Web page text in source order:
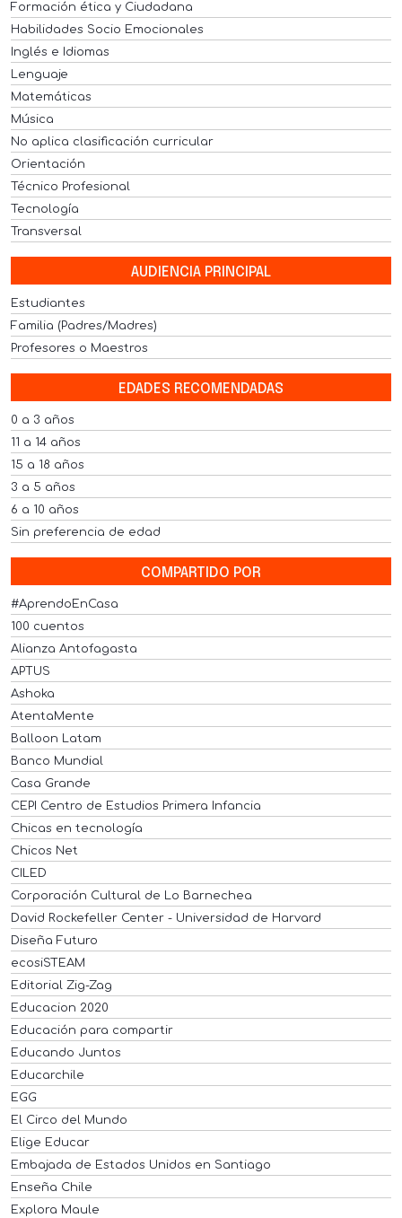
Formación ética y Ciudadana
Habilidades Socio Emocionales
Inglés e Idiomas
Lenguaje
Matemáticas
Música
No aplica clasificación curricular
Orientación
Técnico Profesional
Tecnología
Transversal
AUDIENCIA PRINCIPAL
Estudiantes
Familia (Padres/Madres)
Profesores o Maestros
EDADES RECOMENDADAS
0 a 3 años
11 a 14 años
15 a 18 años
3 a 5 años
6 a 10 años
Sin preferencia de edad
COMPARTIDO POR
#AprendoEnCasa
100 cuentos
Alianza Antofagasta
APTUS
Ashoka
AtentaMente
Balloon Latam
Banco Mundial
Casa Grande
CEPI Centro de Estudios Primera Infancia
Chicas en tecnología
Chicos Net
CILED
Corporación Cultural de Lo Barnechea
David Rockefeller Center - Universidad de Harvard
Diseña Futuro
ecosiSTEAM
Editorial Zig-Zag
Educacion 2020
Educación para compartir
Educando Juntos
Educarchile
EGG
El Circo del Mundo
Elige Educar
Embajada de Estados Unidos en Santiago
Enseña Chile
Explora Maule